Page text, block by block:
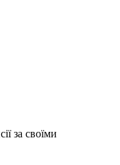
за своїми